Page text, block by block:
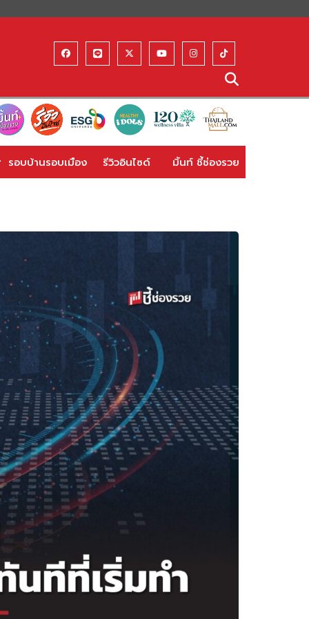
รอบบ้านรอบเมือง รีวิวอินไซด์ มิ้นท์ ชี้ช่องรวย